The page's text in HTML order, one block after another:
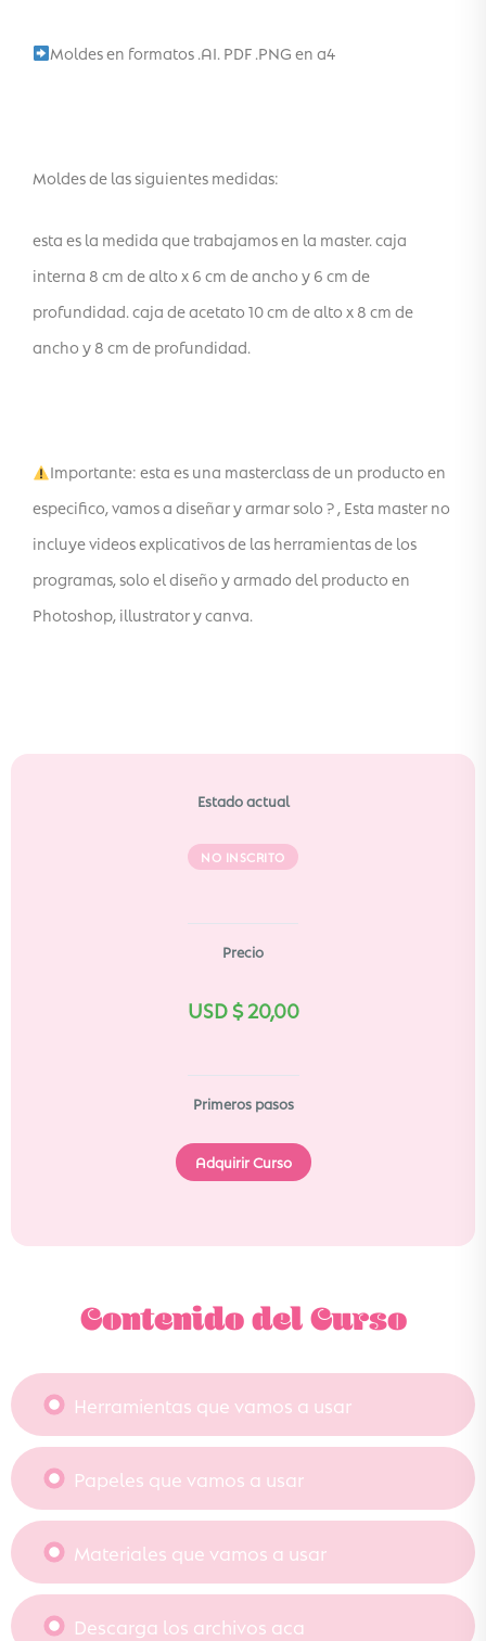
Moldes en formatos .AI. PDF .PNG en a4
Moldes de las siguientes medidas:
esta es la medida que trabajamos en la master. caja
interna 8 cm de alto x 6 cm de ancho y 6 cm de
profundidad. caja de acetato 10 cm de alto x 8 cm de
ancho y 8 cm de profundidad.
Importante: esta es una masterclass de un producto en
especifico, vamos a diseñar y armar solo ? , Esta master no
incluye videos explicativos de las herramientas de los
programas, solo el diseño y armado del producto en
Photoshop, illustrator y canva.
Estado actual
NO INSCRITO
Precio
USD $20,00
Primeros pasos
Adquirir Curso
Contenido del Curso
Herramientas que vamos a usar
Papeles que vamos a usar
Materiales que vamos a usar
Descarga los archivos aca